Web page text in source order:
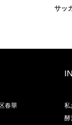
サッ
春華
私
酵